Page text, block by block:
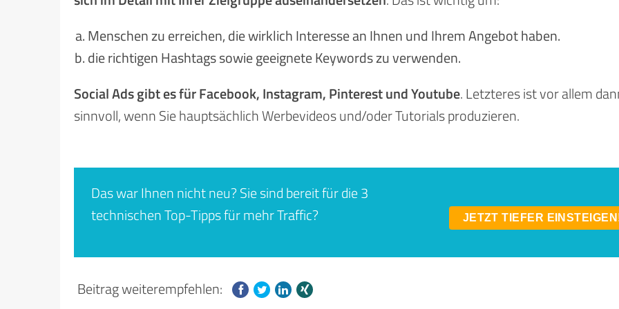
Menschen zu erreichen, die wirklich Interesse an Ihnen und Ihrem Angebot haben.
die richtigen Hashtags sowie geeignete Keywords zu verwenden.
Social Ads gibt es für Facebook, Instagram, Pinterest und Youtube. Letzteres ist vor allem
sinnvoll, wenn Sie hauptsächlich Werbevideos und/oder Tutorials produzieren.
Das war Ihnen nicht neu? Sie sind bereit für die 3
technischen Top-Tipps für mehr Traffic?
JETZT TIEFER
Beitrag weiterempfehlen: